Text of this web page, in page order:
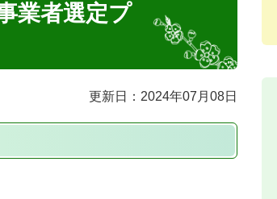
業者選定プ
更新日：2024年07月08日